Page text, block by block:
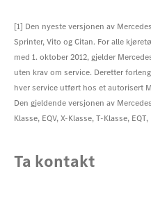
[1] Den nyeste versjonen av
Sprinter, Vito og Citan. For alle
med 1. oktober 2012, gjelder
uten krav om service. Deretter
hver service utført hos et autorisert
Den gjeldende versjonen av
Klasse, EQV, X-Klasse, T-Klasse,
Ta kontakt